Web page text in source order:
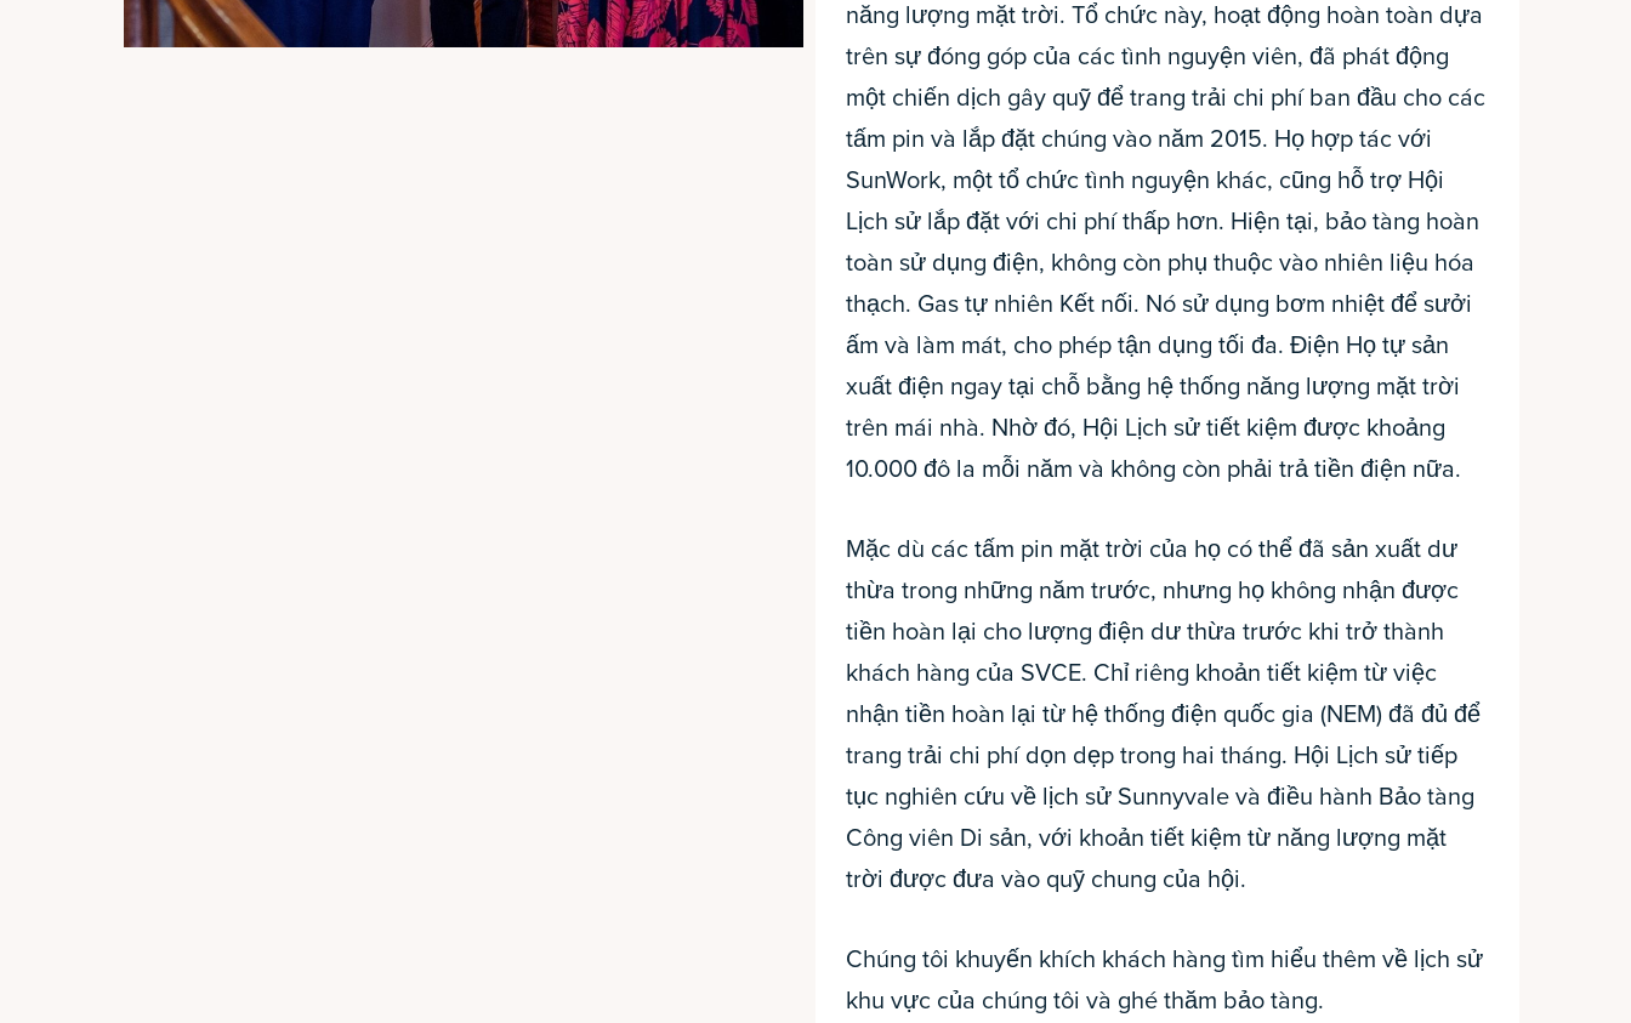
năng lượng mặt trời. Tổ chức này, hoạt động hoàn toàn dựa
trên sự đóng góp của các tình nguyện viên, đã phát động
một chiến dịch gây quỹ để trang trải chi phí ban đầu cho các
tấm pin và lắp đặt chúng vào năm 2015. Họ hợp tác với
SunWork, một tổ chức tình nguyện khác, cũng hỗ trợ Hội
Lịch sử lắp đặt với chi phí thấp hơn. Hiện tại, bảo tàng hoàn
toàn sử dụng điện, không còn phụ thuộc vào nhiên liệu hóa
thạch. Gas tự nhiên Kết nối. Nó sử dụng bơm nhiệt để sưởi
ấm và làm mát, cho phép tận dụng tối đa. Điện Họ tự sản
xuất điện ngay tại chỗ bằng hệ thống năng lượng mặt trời
trên mái nhà. Nhờ đó, Hội Lịch sử tiết kiệm được khoảng
10.000 đô la mỗi năm và không còn phải trả tiền điện nữa.
Mặc dù các tấm pin mặt trời của họ có thể đã sản xuất dư
thừa trong những năm trước, nhưng họ không nhận được
tiền hoàn lại cho lượng điện dư thừa trước khi trở thành
khách hàng của SVCE. Chỉ riêng khoản tiết kiệm từ việc
nhận tiền hoàn lại từ hệ thống điện quốc gia (NEM) đã đủ để
trang trải chi phí dọn dẹp trong hai tháng. Hội Lịch sử tiếp
tục nghiên cứu về lịch sử Sunnyvale và điều hành Bảo tàng
Công viên Di sản, với khoản tiết kiệm từ năng lượng mặt
trời được đưa vào quỹ chung của hội.
Chúng tôi khuyến khích khách hàng tìm hiểu thêm về lịch sử
khu vực của chúng tôi và ghé thăm bảo tàng.